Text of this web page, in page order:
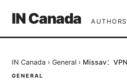
IN Canada AUTHORS
IN Canada › General › Missav：
GENERAL